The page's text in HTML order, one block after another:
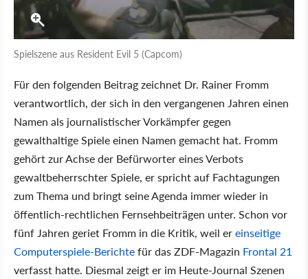
Spielszene aus Resident Evil 5 (Capcom)
Für den folgenden Beitrag zeichnet Dr. Rainer Fromm
verantwortlich, der sich in den vergangenen Jahren einen
Namen als journalistischer Vorkämpfer gegen
gewalthaltige Spiele einen Namen gemacht hat. Fromm
gehört zur Achse der Befürworter eines Verbots
gewaltbeherrschter Spiele, er spricht auf Fachtagungen
zum Thema und bringt seine Agenda immer wieder in
öffentlich-rechtlichen Fernsehbeiträgen unter. Schon vor
fünf Jahren geriet Fromm in die Kritik, weil ereinseitige
Computerspiele-Berichtefür das ZDF-Magazin Frontal 21
verfasst hatte. Diesmal zeigt er im Heute-Journal Szenen